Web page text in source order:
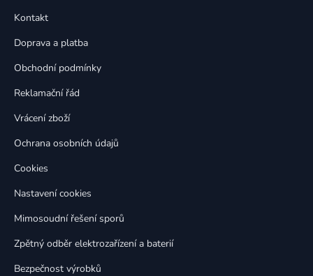
Kontakt
Doprava a platba
Obchodní podmínky
Reklamační řád
Vrácení zboží
Ochrana osobních údajů
Cookies
Nastavení cookies
Mimosoudní řešení sporů
Zpětný odběr elektrozařízení a baterií
Bezpečnost výrobků